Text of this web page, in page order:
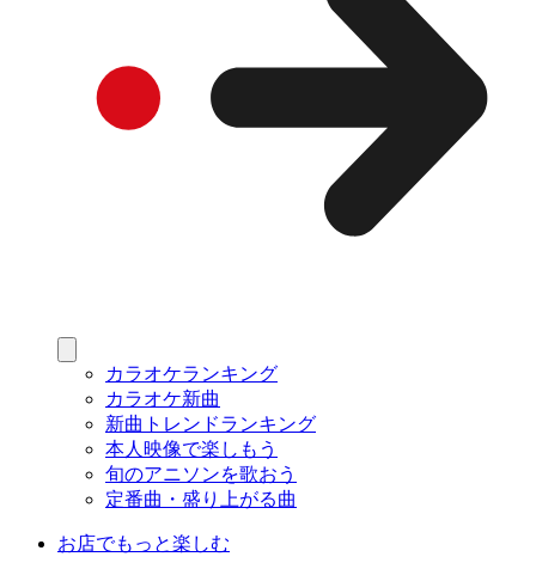
カラオケランキング
カラオケ新曲
新曲トレンドランキング
本人映像で楽しもう
旬のアニソンを歌おう
定番曲・盛り上がる曲
お店でもっと楽しむ